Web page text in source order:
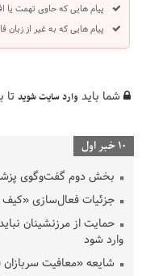
پیام هایی که حاوی تهمت یا
پیام هایی که به غیر از
شما باید وارد سایت شوید تا
10 خبر اول
بخش دوم گفت‌وگوی
جزئیات فعال‌سازی «کیف
حمایت از مرزنشینان
وارد شود
شایعه «معافیت